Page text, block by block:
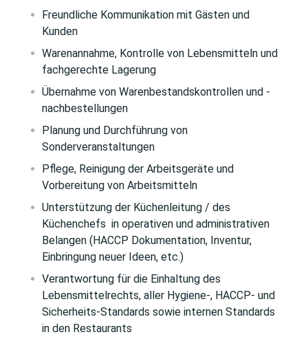
Freundliche Kommunikation mit Gästen und
Kunden
Warenannahme, Kontrolle von Lebensmitteln und
fachgerechte Lagerung
Übernahme von Warenbestandskontrollen und -
nachbestellungen
Planung und Durchführung von
Sonderveranstaltungen
Pflege, Reinigung der Arbeitsgeräte und
Vorbereitung von Arbeitsmitteln
Unterstützung der Küchenleitung / des
Küchenchefs in operativen und administrativen
Belangen (HACCP Dokumentation, Inventur,
Einbringung neuer Ideen, etc.)
Verantwortung für die Einhaltung des
Lebensmittelrechts, aller Hygiene-, HACCP- und
Sicherheits-Standards sowie internen Standards
in den Restaurants